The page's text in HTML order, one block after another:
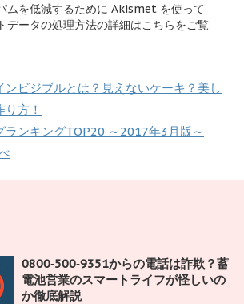
ムを低減するために Akismet を使って
データの処理方法の詳細はこちらをご覧
ンビジブルとは？見えないケーキ？美し
方！
ランキングTOP20 ～2017年3月版～
0800‑500‑9351からの電話は詐欺？蓄
電池営業のスマートライフが怪しいの
か徹底解説